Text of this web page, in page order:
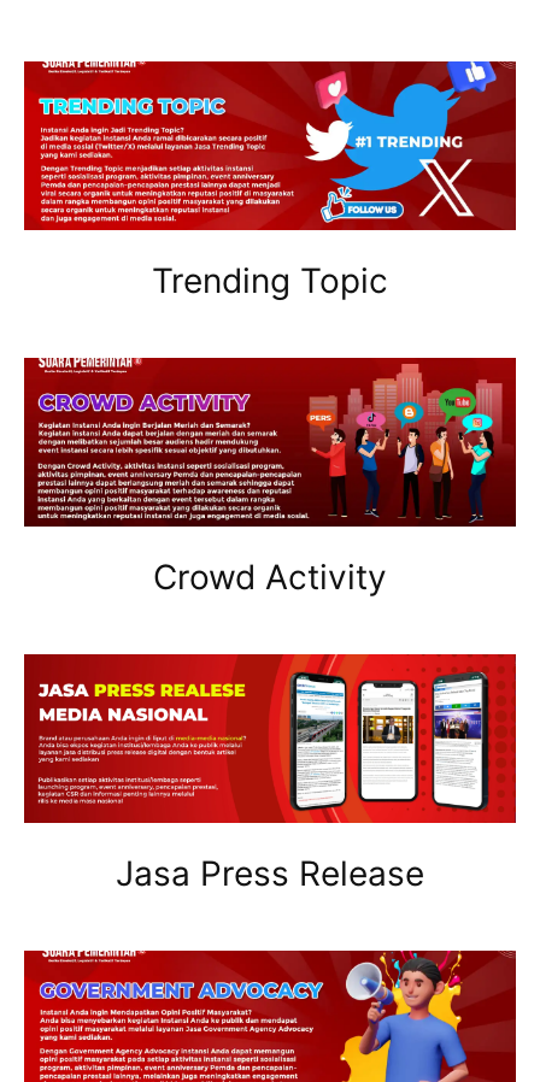
Trending Topic
Crowd Activity
Jasa Press Release